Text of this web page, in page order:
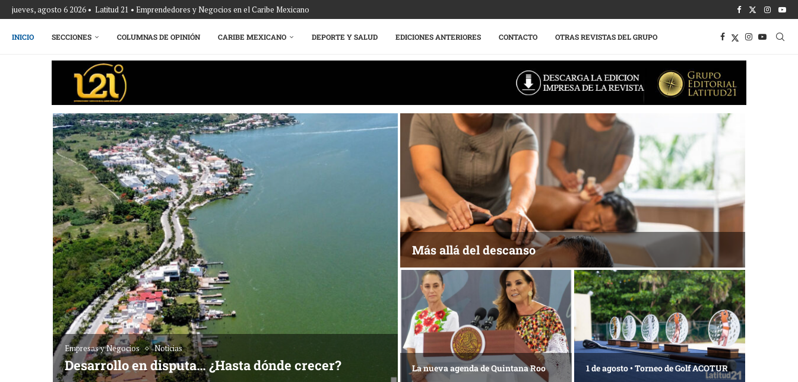
jueves, agosto 6 2026 • Latitud 21 • Emprendedores y Negocios en el Caribe Mexicano
INICIO SECCIONES COLUMNAS DE OPINIÓN CARIBE MEXICANO DEPORTE Y SALUD EDICIONES ANTERIORES CONTACTO OTRAS REVISTAS DEL GRUPO
Empresas y Negocios Noticias
Desarrollo en disputa… ¿Hasta dónde crecer?
Más allá del descanso
La nueva agenda de Quintana Roo 1 de agosto • Torneo de Golf ACOTUR